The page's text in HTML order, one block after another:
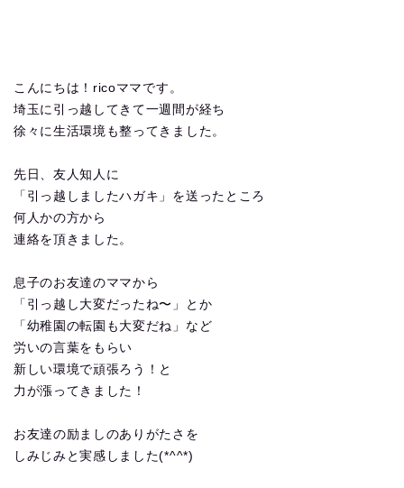
こんにちは！ricoママです。
埼玉に引っ越してきて一週間が経ち
徐々に生活環境も整ってきました。
先日、友人知人に
「引っ越しましたハガキ」を送ったところ
何人かの方から
連絡を頂きました。
息子のお友達のママから
「引っ越し大変だったね〜」とか
「幼稚園の転園も大変だね」など
労いの言葉をもらい
新しい環境で頑張ろう！と
力が漲ってきました！
お友達の励ましのありがたさを
しみじみと実感しました(*^^*)